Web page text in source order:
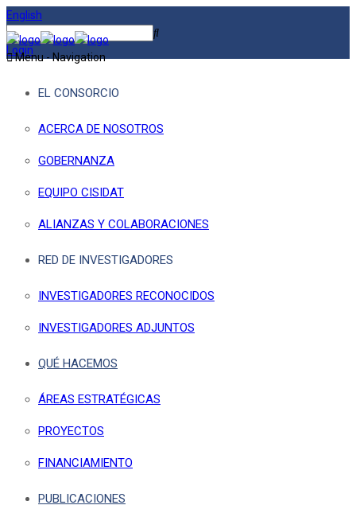
English
Login
Menu -Navigation
EL CONSORCIO
ACERCA DE NOSOTROS
GOBERNANZA
EQUIPO CISIDAT
ALIANZAS Y COLABORACIONES
RED DE INVESTIGADORES
INVESTIGADORES RECONOCIDOS
INVESTIGADORES ADJUNTOS
QUÉ HACEMOS
ÁREAS ESTRATÉGICAS
PROYECTOS
FINANCIAMIENTO
PUBLICACIONES